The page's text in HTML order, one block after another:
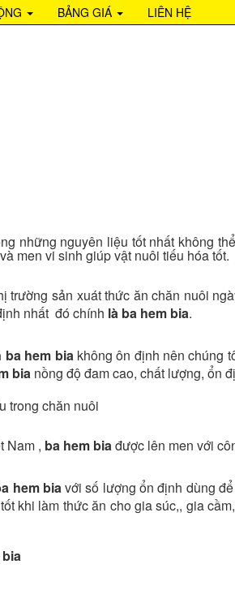
BẢNG GIÁ LIÊN HỆ
những nguyên liệu tốt nhất không
men vi sinh giúp vật nuôi tiếu hóa tốt.
trường sản xuát thức ăn chăn nuôi
nhất đó chính là ba hem bia.
ba hem biakhông ôn định nên chúng
bianồng độ đam cao, chất lượng, ổn
trong chăn nuôi
Nam , ba hem biađược lên men với
hem biavới số lượng ổn định dùng
khi làm thức ăn cho gia súc,, gia